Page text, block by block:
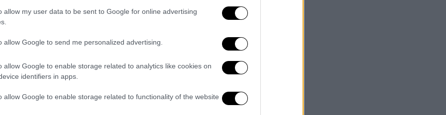
allow my user data to be sent to Google for online advertising
allow Google to send me personalized advertising.
allow Google to enable storage related to analytics like cookies on
identifiers in apps.
allow Google to enable storage related to functionality of the website
27, 2025
και ο
θετικά στοιχεία στο διάστημα
0-4 Brightonhttps://t.co/l1ybdsDwTb
27, 2025